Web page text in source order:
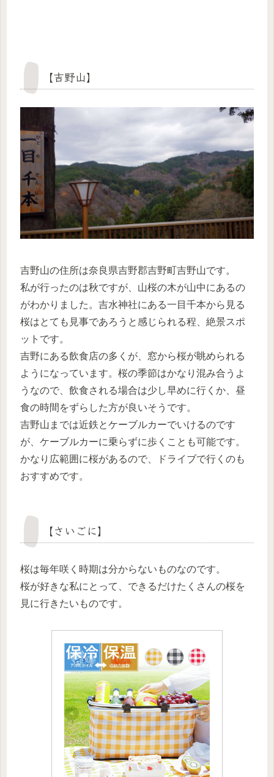
【吉野山】
吉野山の住所は奈良県吉野郡吉野町吉野山です。
私が行ったのは秋ですが、山桜の木が山中にあるの
がわかりました。吉水神社にある一目千本から見る
桜はとても見事であろうと感じられる程、絶景スポ
ットです。
吉野にある飲食店の多くが、窓から桜が眺められる
ようになっています。桜の季節はかなり混み合うよ
うなので、飲食される場合は少し早めに行くか、昼
食の時間をずらした方が良いそうです。
吉野山までは近鉄とケーブルカーでいけるのです
が、ケーブルカーに乗らずに歩くことも可能です。
かなり広範囲に桜があるので、ドライブで行くのも
おすすめです。
【さいごに】
桜は毎年咲く時期は分からないものなのです。
桜が好きな私にとって、できるだけたくさんの桜を
見に行きたいものです。